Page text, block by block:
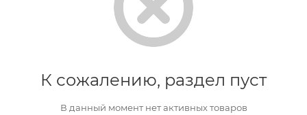
К сожалению, раздел пуст
В данный момент нет активных товаров